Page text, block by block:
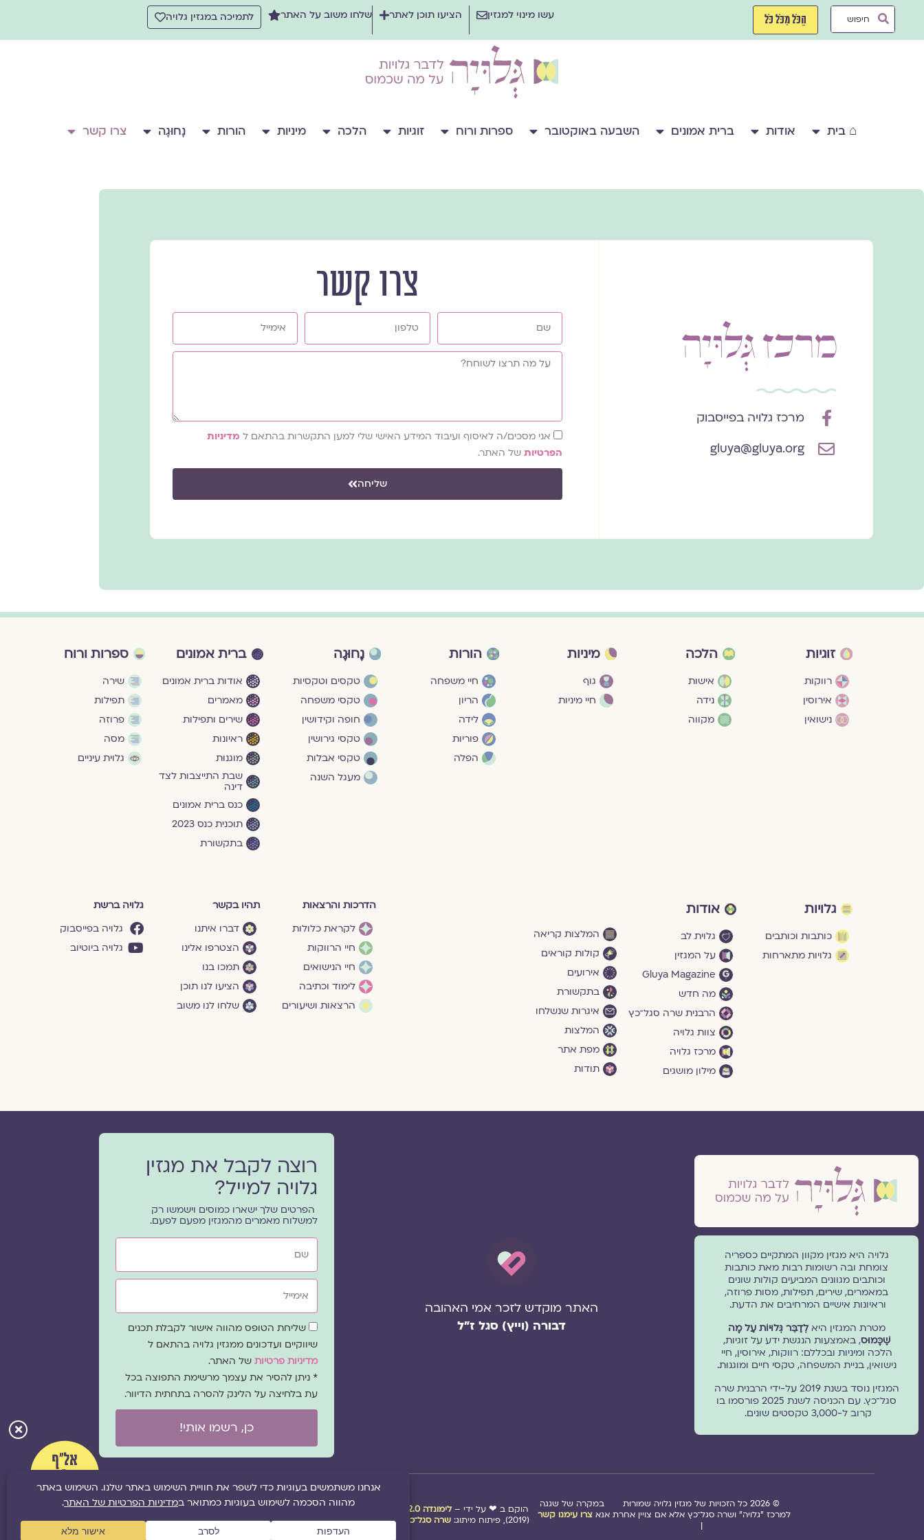
Search
הַכֹּל מִכֹּל כֹּל עשו מינוי למגזין הציעו תוכן לאתר שלחו משוב על האתר לתמיכה במגזין גלויה
⌂ בית אודות ברית אמונים השבעה באוקטובר ספרות ורוח זוגיות הלכה מיניות הורות נָחוּגָה צרו קשר
מרכז גלויה בפייסבוק
gluya@gluya.org
צרו קשר
פ
מ
ת
ר
צ
ו
ח
אני מסכים/ה לאיסוף ועיבוד המידע האישי שלי למען התקשרות בהתאם למדיניות
הפרטיותשל האתר.
שליחה
זוגיות
רווקות
אירוסין
נישואין
הלכה
אישות
נידה
מקווה
מיניות
גוף
חיי מיניות
הורות
חיי משפחה
הריון
לידה
פוריות
הפלה
נָחוּגָה
טקסים וטקסיות
טקסי משפחה
חופה וקידושין
טקסי גירושין
טקסי אבלות
מעגל השנה
ברית אמונים
אודות ברית אמונים
מאמרים
שירים ותפילות
ראיונות
מוגנוּת
שבת התייצבות לצד
דינה
כנס ברית אמונים
תוכנית כנס 2023
בתקשורת
ספרות ורוח
שירה
תפילות
פרוזה
מסה
גלוית עיניים
גלויות
כותבות וכותבים
גלויות מתארחות
אודות
גלוית לב
על המגזין
Gluya Magazine
מה חדש
הרבנית שרה סגל־כץ
צוות גלויה
מרכז גלויה
מילון מושגים
המלצות קריאה
קולות קוראים
אירועים
בתקשורת
איגרות שנשלחו
המלצות
מפת אתר
תודות
הדרכות והרצאות
לקראת כלולות
חיי הרווקות
חיי הנישואים
לימוד וכתיבה
הרצאות ושיעורים
תהיו בקשר
דברו איתנו
הצטרפו אלינו
תמכו בנו
הציעו לנו תוכן
שלחו לנו משוב
גלויה ברשת
גלויה בפייסבוק
גלויה ביוטיוב
גלויה היא מגזין מקוון המתקיים כספריה
צומחת ובה רשומות רבות מאת כותבות
וכותבים מגוונים המביעים קולות שונים
במאמרים, שירים, תפילות, מסות פרוזה,
וראיונות אישיים המרחיבים את הדעת.
מטרת המגזין היאלְדַבֵּר גְּלוּיוֹת עַל מָה
שֶׁכָּמוּס, באמצעות הנגשת ידע על זוגיות,
הלכה ומיניות ובכללם: רווקות, אירוסין, חיי
נישואין, בניית המשפחה, טקסי חיים ומוגנוּת.
המגזין נוסד בשנת 2019 על-ידי הרבנית שרה
סגל־כץ. עם הכניסה לשנת 2025 פורסמו בו
קרוב ל-3,000 טקסטים שונים.
האתר מוקדש לזכר אמי האהובה
דבורה (וייץ) סגל ז"ל
רוצה לקבל את מגזין
גלויה למייל?
הפרטים שלך ישארו כמוסים וישמשו רק
למשלוח מאמרים מהמגזין מפעם לפעם.
שם
אימייל
שדה
הסכמה
שליחת הטופס מהווה אישור לקבלת תכנים
שיווקיים ועדכונים ממגזין גלויה בהתאם ל
מדיניות פרטיות של האתר.
* ניתן להסיר את עצמך מרשימת התפוצה בכל
עת בלחיצה על הלינק להסרה בתחתית הדיוור.
כן, רשמו אותי!
© 2026 כל הזכויות של מגזין גלויה שמורות
למרכז "גלויה" ושרה סגל־כץ אלא אם צויין אחרת
|
במקרה של שגגה
אנאצרו עימנו קשר הוקם ב ❤ על ידי – לימונדה 2.0
סטודיו נופר דסקל
(2019), פיתוח מיתוג:
שרה סגל־כץ לימונדה 2.0 (2020-2026) מפת אתר|תקנון אתר|מדיניות פרטיות|
משבו אותנו